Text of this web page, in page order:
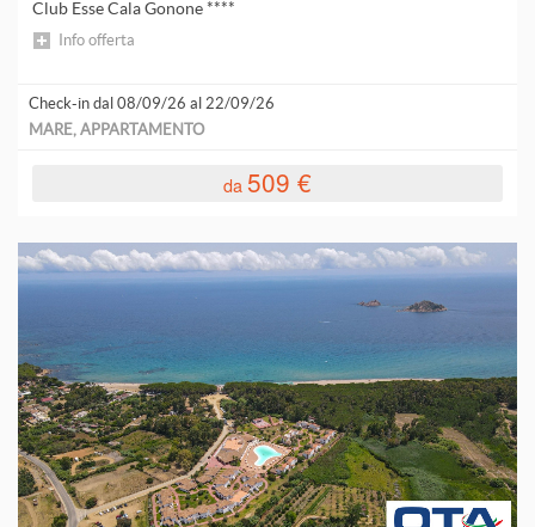
Club Esse Cala Gonone ****
Info offerta
Check-in dal 08/09/26 al 22/09/26
MARE, APPARTAMENTO
da 509 €